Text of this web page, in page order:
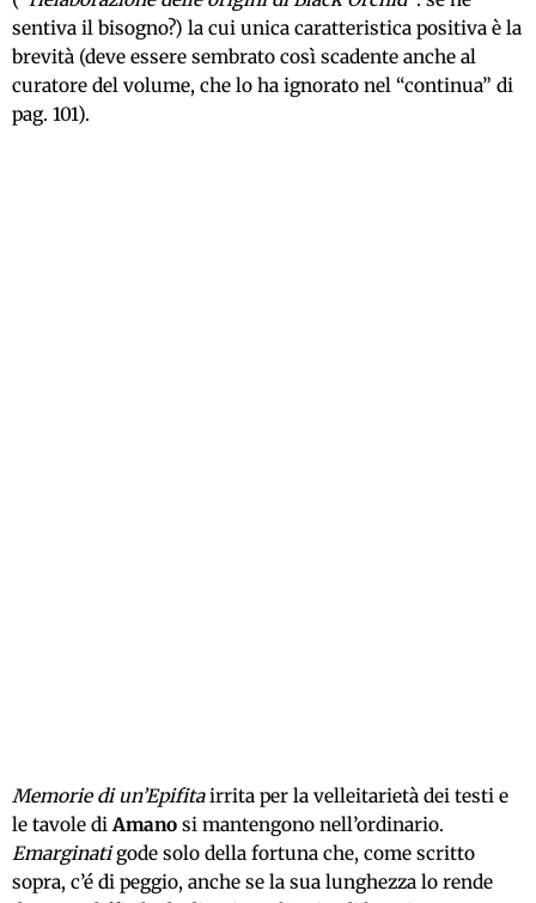
sentiva il bisogno?) la cui unica caratteristica positiva è la
brevità (deve essere sembrato così scadente anche al
curatore del volume, che lo ha ignorato nel “continua” di
pag. 101).
Memorie di un’Epifitairrita per la velleitarietà dei testi e
le tavole diAmano si mantengono nell’ordinario.
Emarginatigode solo della fortuna che, come scritto
sopra, c’é di peggio, anche se la sua lunghezza lo rende